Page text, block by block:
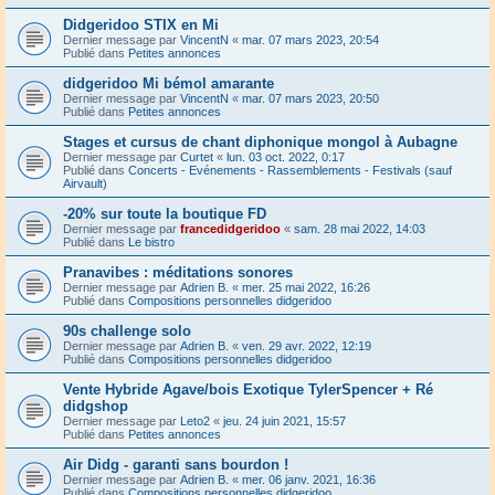
Didgeridoo STIX en Mi
Dernier message par VincentN « mar. 07 mars 2023, 20:54
Publié dans Petites annonces
didgeridoo Mi bémol amarante
Dernier message par VincentN « mar. 07 mars 2023, 20:50
Publié dans Petites annonces
Stages et cursus de chant diphonique mongol à Aubagne
Dernier message par Curtet « lun. 03 oct. 2022, 0:17
Publié dans Concerts - Evénements - Rassemblements - Festivals (sauf
Airvault)
-20% sur toute la boutique FD
Dernier message par francedidgeridoo « sam. 28 mai 2022, 14:03
Publié dans Le bistro
Pranavibes : méditations sonores
Dernier message par Adrien B. « mer. 25 mai 2022, 16:26
Publié dans Compositions personnelles didgeridoo
90s challenge solo
Dernier message par Adrien B. « ven. 29 avr. 2022, 12:19
Publié dans Compositions personnelles didgeridoo
Vente Hybride Agave/bois Exotique TylerSpencer + Ré
didgshop
Dernier message par Leto2 « jeu. 24 juin 2021, 15:57
Publié dans Petites annonces
Air Didg - garanti sans bourdon !
Dernier message par Adrien B. « mer. 06 janv. 2021, 16:36